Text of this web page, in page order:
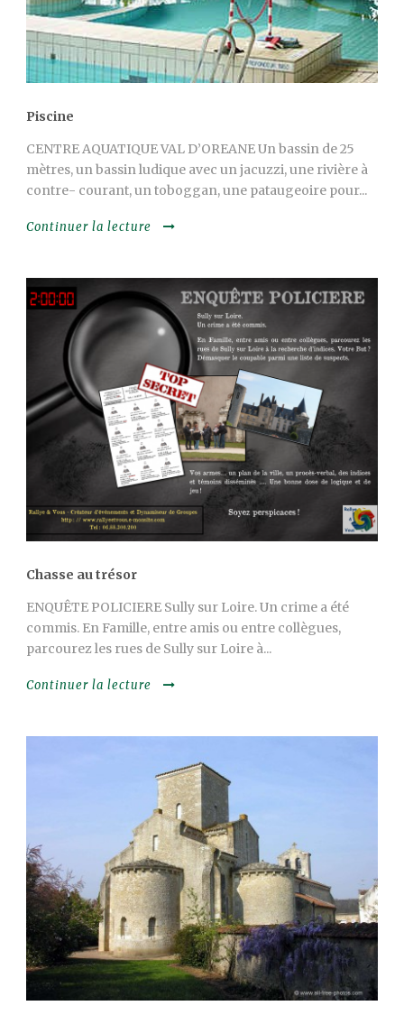
Piscine
CENTRE AQUATIQUE VAL D’OREANE Un bassin de 25
mètres, un bassin ludique avec un jacuzzi, une rivière à
contre- courant, un toboggan, une pataugeoire pour...
Continuer la lecture
Chasse au trésor
ENQUÊTE POLICIERE Sully sur Loire. Un crime a été
commis. En Famille, entre amis ou entre collègues,
parcourez les rues de Sully sur Loire à...
Continuer la lecture